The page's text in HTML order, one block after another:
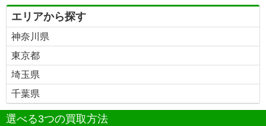
エリアから探す
神奈川県
東京都
埼玉県
千葉県
選べる3つの買取方法